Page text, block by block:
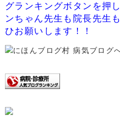
グランキングボタンを押
ンちゃん先生も院長先生
ひお願いします！！